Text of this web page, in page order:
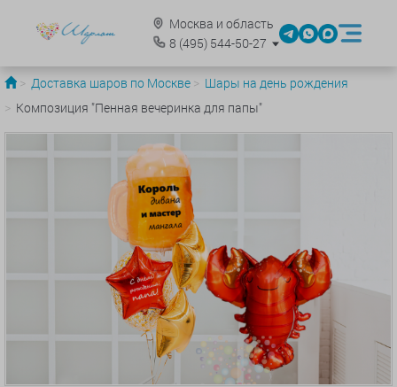
Москва и область
8 (495)544-50-27
Доставка шаров по Москве
Шары на день рождения
Композиция "Пенная вечеринка для папы"